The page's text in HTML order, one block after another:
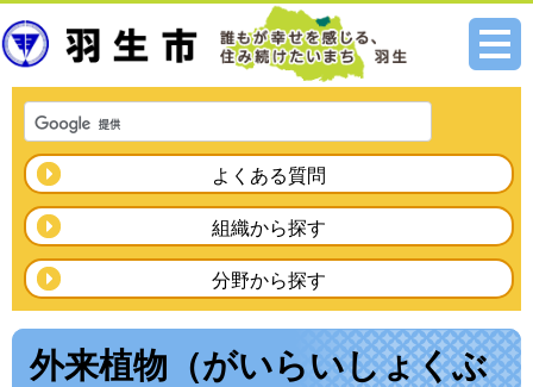
メニ
よくある質問
組織から探す
分野から探す
外来植物（がいらいしょくぶ